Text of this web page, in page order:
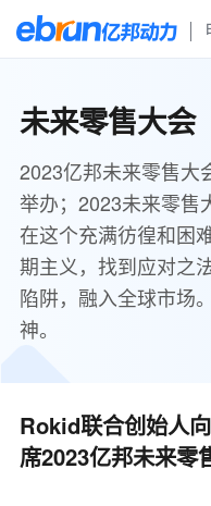
未来零售大会
2023亿邦未来零售大
举办；2023未来零售
在这个充满彷徨和困
期主义，找到应对之
陷阱，融入全球市场
神。
Rokid联合创始人
席2023亿邦未来零